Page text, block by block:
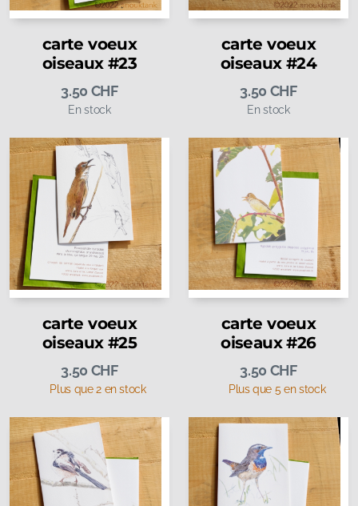
carte voeux
oiseaux #23
3.50 CHF
En stock
carte voeux
oiseaux #24
3.50 CHF
En stock
carte voeux
oiseaux #25
3.50 CHF
Plus que 2 en stock
carte voeux
oiseaux #26
3.50 CHF
Plus que 5 en stock